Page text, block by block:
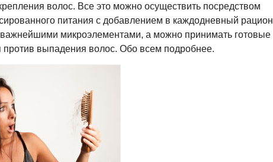
волос. Все это можно осуществить посредством
питания с добавлением в каждодневный рацион
важнейшими микроэлементами, а можно принимать готовые
выпадения волос. Обо всем подробнее.